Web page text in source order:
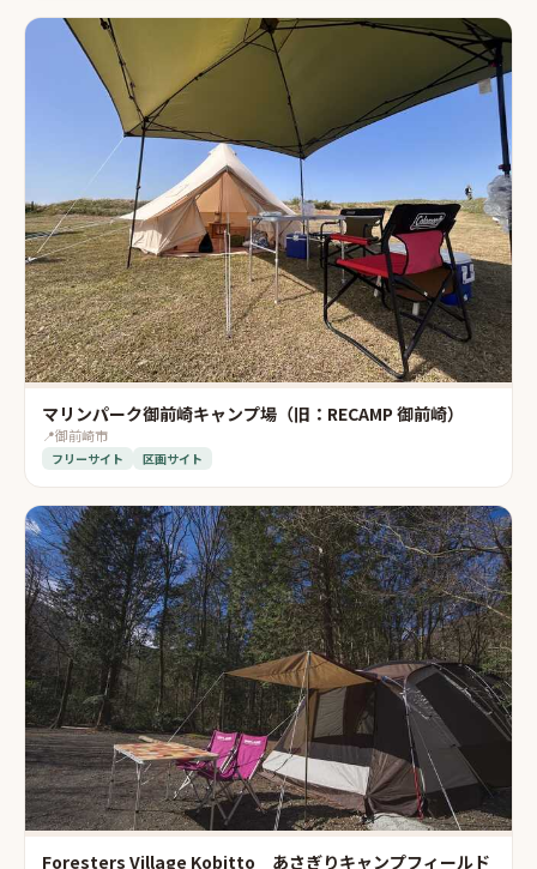
マリンパーク御前崎キャンプ場（旧：RECAMP 御前崎）
📍御前崎市
フリーサイト 区画サイト
Foresters Village Kobitto あさぎりキャンプフィールド